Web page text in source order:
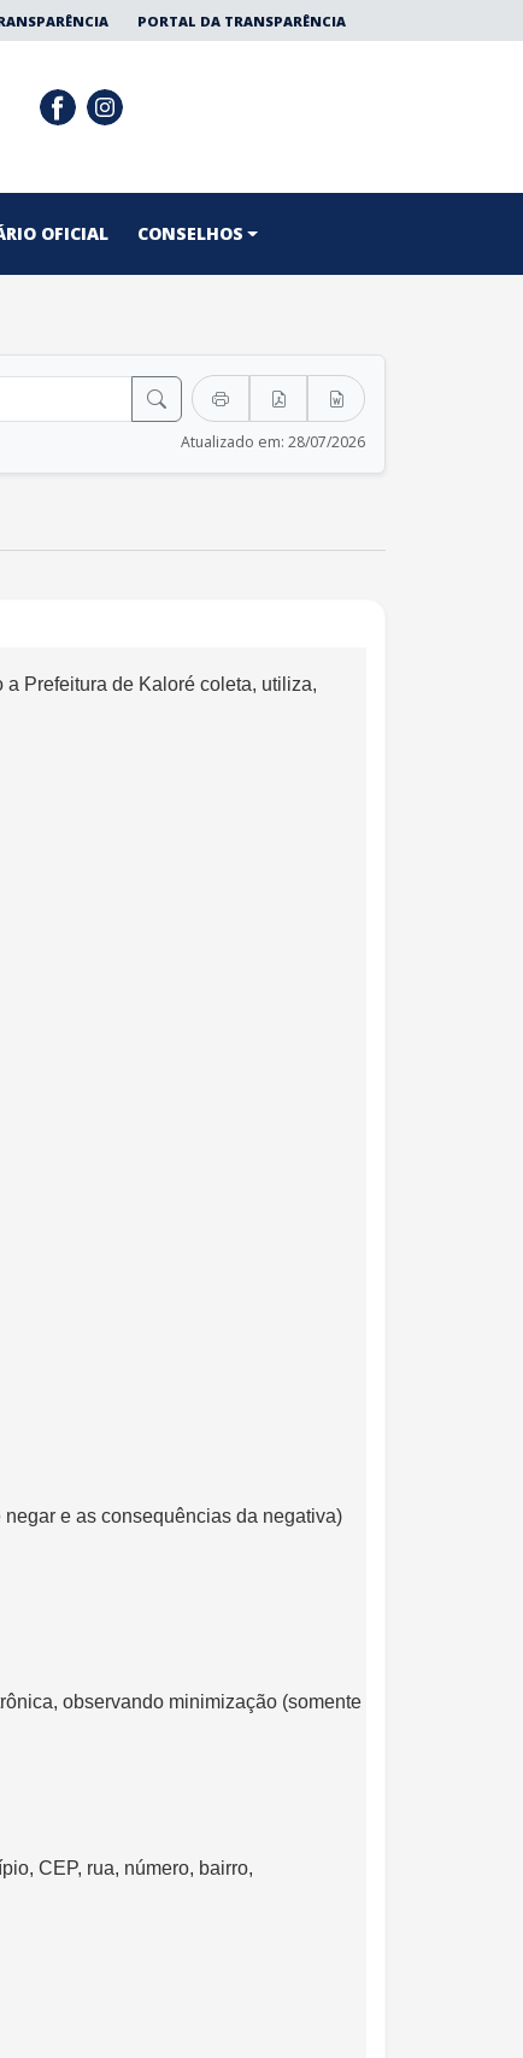
PORTAL DA TRANSPARÊNCIA
OFICIAL CONSELHOS
Atualizado em: 28/07/2026
Prefeitura de Kaloré coleta, utiliza,
e as consequências da negativa)
observando minimização (somente
CEP, rua, número, bairro,